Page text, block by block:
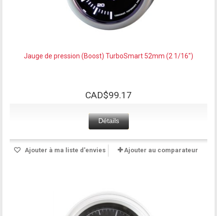
Jauge de pression (Boost) TurboSmart 52mm (2 1/16")
CAD$99.17
Détails
Ajouter à ma liste d'envies Ajouter au comparateur